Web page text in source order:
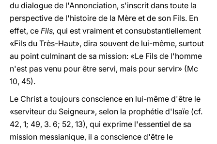
du dialogue de l'Annonciation, s'inscrit dans toute la
perspective de l'histoire de la Mère et de son Fils. En
effet, ce Fils, qui est vraiment et consubstantiellement
«Fils du Très-Haut», dira souvent de lui-même, surtout
au point culminant de sa mission: «Le Fils de l'homme
n'est pas venu pour être servi, mais pour servir» (Mc
10, 45).
Le Christ a toujours conscience en lui-même d'être le
«serviteur du Seigneur», selon la prophétie d'Isaïe (cf.
42, 1; 49, 3. 6; 52, 13), qui exprime l'essentiel de sa
mission messianique, il a conscience d'être le